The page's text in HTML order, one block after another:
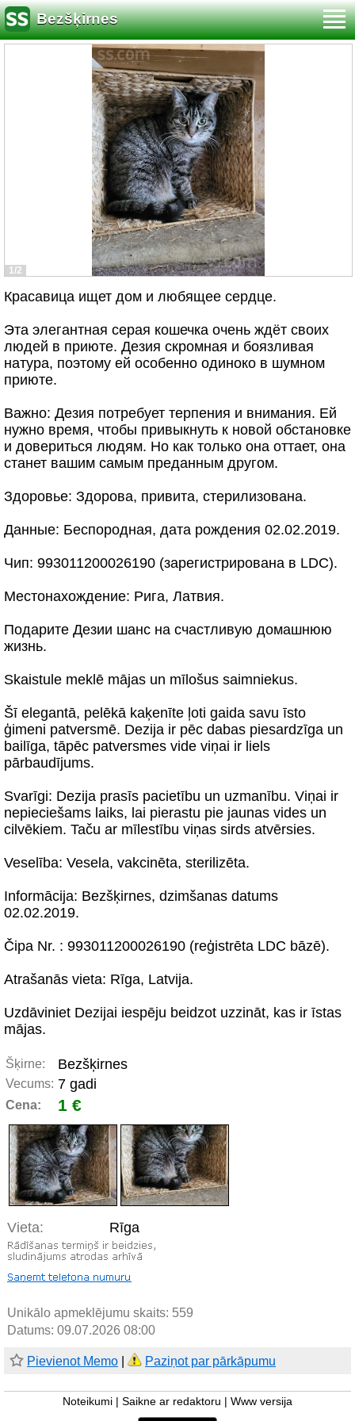
Bezšķirnes
1/2
Красавица ищет дом и любящее сердце.
Эта элегантная серая кошечка очень ждёт своих
людей в приюте. Дезия скромная и боязливая
натура, поэтому ей особенно одиноко в шумном
приюте.
Важно: Дезия потребует терпения и внимания. Ей
нужно время, чтобы привыкнуть к новой обстановке
и довериться людям. Но как только она оттает, она
станет вашим самым преданным другом.
Здоровье: Здорова, привита, стерилизована.
Данные: Беспородная, дата рождения 02.02.2019.
Чип: 993011200026190 (зарегистрирована в LDC).
Местонахождение: Рига, Латвия.
Подарите Дезии шанс на счастливую домашнюю
жизнь.
Skaistule meklē mājas un mīlošus saimniekus.
Šī elegantā, pelēkā kaķenīte ļoti gaida savu īsto
ģimeni patversmē. Dezija ir pēc dabas piesardzīga un
bailīga, tāpēc patversmes vide viņai ir liels
pārbaudījums.
Svarīgi: Dezija prasīs pacietību un uzmanību. Viņai ir
nepieciešams laiks, lai pierastu pie jaunas vides un
cilvēkiem. Taču ar mīlestību viņas sirds atvērsies.
Veselība: Vesela, vakcinēta, sterilizēta.
Informācija: Bezšķirnes, dzimšanas datums
02.02.2019.
Čipa Nr. : 993011200026190 (reģistrēta LDC bāzē).
Atrašanās vieta: Rīga, Latvija.
Uzdāviniet Dezijai iespēju beidzot uzzināt, kas ir īstas
mājas.
Šķirne: Bezšķirnes
Vecums: 7 gadi
Cena: 1 €
Vieta: Rīga
Unikālo apmeklējumu skaits: 559
Datums: 09.07.2026 08:00
Pievienot Memo Paziņot par pārkāpumu
Noteikumi Saikne ar redaktoru Www versija